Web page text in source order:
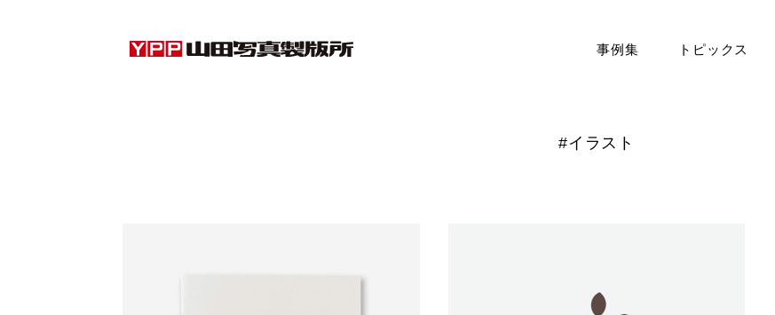
事例集 トピックス
#イラスト